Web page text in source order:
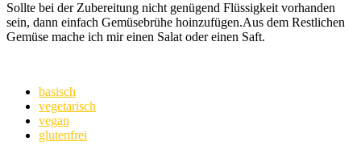
Sollte bei der Zubereitung nicht genügend Flüssigkeit vorhanden
sein, dann einfach Gemüsebrühe hoinzufügen.Aus dem Restlichen
Gemüse mache ich mir einen Salat oder einen Saft.
basisch
vegetarisch
vegan
glutenfrei